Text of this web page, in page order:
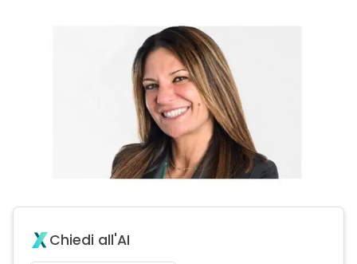
Chiedi all'AI